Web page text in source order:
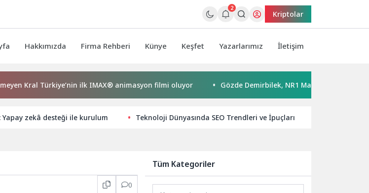
2
Kriptolar
Hakkımızda Firma Rehberi Künye Keşfet Yazarlarımız İletişim
Kral Türkiye’nin ilk IMAX® animasyon filmi oluyor Gözde Demirbilek, NR1 Magazin’de: ‘Son assolist
zekâ desteği ile kurulum Teknoloji Dünyasında SEO Trendleri ve İpuçları
0
Tüm Kategoriler